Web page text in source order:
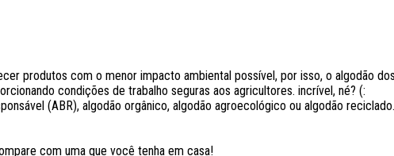
produtos com o menor impacto ambiental possível, por isso, o algodão
condições de trabalho seguras aos agricultores. incrível, né? (:
(ABR), algodão orgânico, algodão agroecológico ou algodão reciclado.
com uma que você tenha em casa!